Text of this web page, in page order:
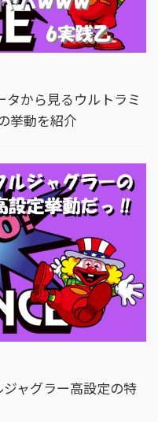
タから見るウルトラミ
挙動を紹介
ャグラー高設定の特